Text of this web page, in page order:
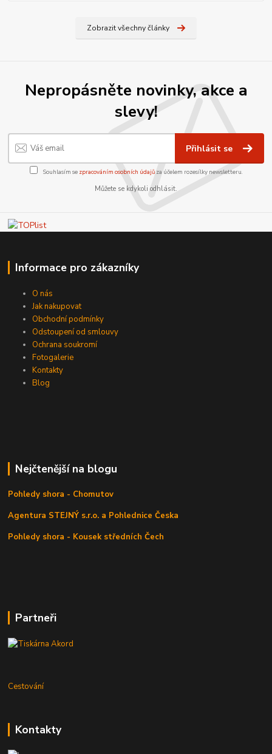
Zobrazit všechny články
Nepropásněte novinky, akce a
slevy!
Přihlásit se
Souhlasím se zpracováním osobních údajůza účelem rozesílky newsletteru.
Můžete se kdykoli odhlásit.
Informace pro zákazníky
O nás
Jak nakupovat
Obchodní podmínky
Odstoupení od smlouvy
Ochrana soukromí
Fotogalerie
Kontakty
Blog
Nejčtenější na blogu
Pohledy shora - Chomutov
Agentura STEJNÝ s.r.o. a Pohlednice Česka
Pohledy shora - Kousek středních Čech
Partneři
Cestování
Kontakty